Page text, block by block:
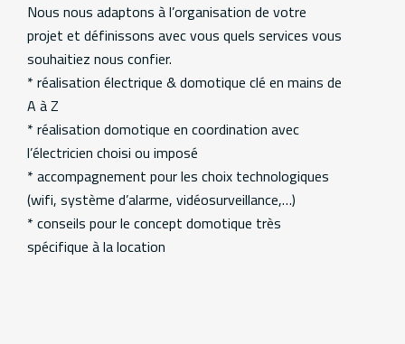
Nous nous adaptons à l’organisation de votre
projet et définissons avec vous quels services vous
souhaitiez nous confier.
* réalisation électrique & domotique clé en mains de
A à Z
* réalisation domotique en coordination avec
l’électricien choisi ou imposé
* accompagnement pour les choix technologiques
(wifi, système d’alarme, vidéosurveillance,…)
* conseils pour le concept domotique très
spécifique à la location